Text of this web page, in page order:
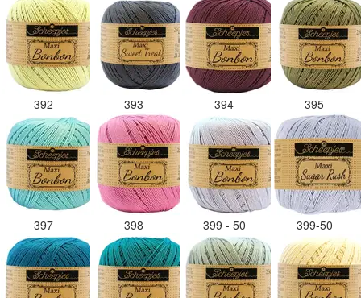
392 393 394 395
397 398 399 - 50 399-50